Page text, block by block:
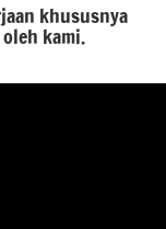
khususnya
kami.